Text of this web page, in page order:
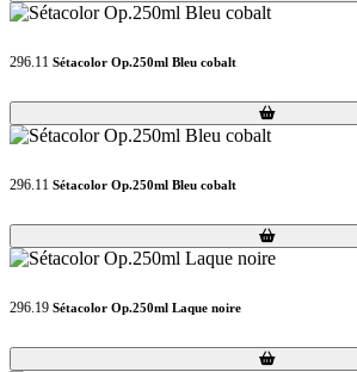
296.11 Sétacolor Op.250ml Bleu cobalt
Loading...
Loading...
296.11 Sétacolor Op.250ml Bleu cobalt
Loading...
Loading...
296.19 Sétacolor Op.250ml Laque noire
Loading...
Loading...